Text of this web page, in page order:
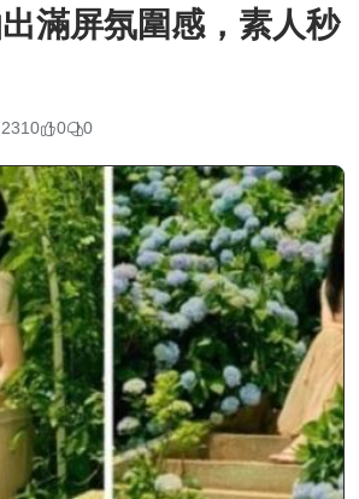
滿屏氛圍感，素人秒
2310 0 0